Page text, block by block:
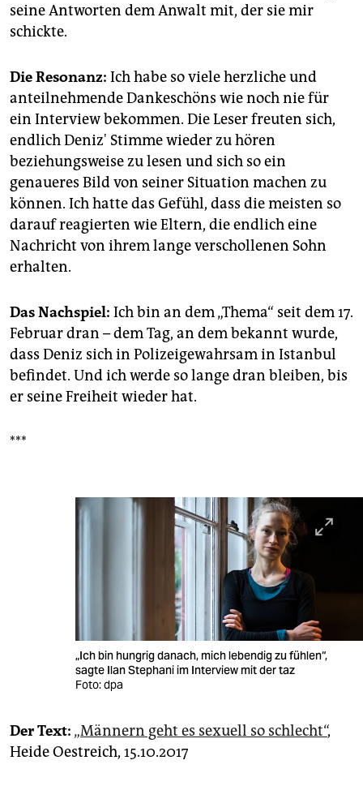
seine Antworten dem Anwalt mit, der sie mir
schickte.
Die Resonanz: Ich habe so viele herzliche und
anteilnehmende Dankeschöns wie noch nie für
ein Interview bekommen. Die Leser freuten sich,
endlich Deniz' Stimme wieder zu hören
beziehungsweise zu lesen und sich so ein
genaueres Bild von seiner Situation machen zu
können. Ich hatte das Gefühl, dass die meisten so
darauf reagierten wie Eltern, die endlich eine
Nachricht von ihrem lange verschollenen Sohn
erhalten.
Das Nachspiel: Ich bin an dem „Thema“ seit dem 17.
Februar dran – dem Tag, an dem bekannt wurde,
dass Deniz sich in Polizeigewahrsam in Istanbul
befindet. Und ich werde so lange dran bleiben, bis
er seine Freiheit wieder hat.
***
„Ich bin hungrig danach, mich lebendig zu fühlen“,
sagte Ilan Stephani im Interview mit der taz
Foto: dpa
Der Text: „Männern geht es sexuell so schlecht“,
Heide Oestreich, 15.10.2017